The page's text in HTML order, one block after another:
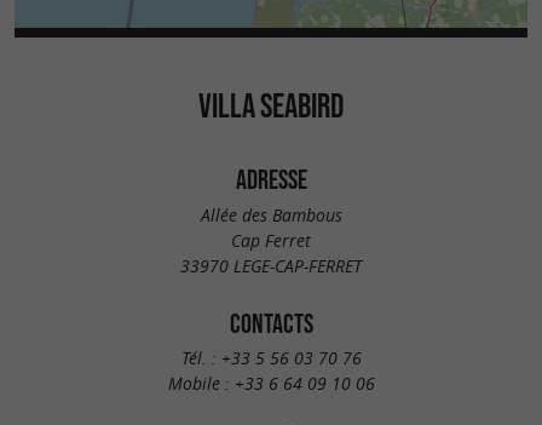
VILLA SEABIRD
ADRESSE
Allée des Bambous
Cap Ferret
33970 LEGE-CAP-FERRET
CONTACTS
Tél. : +33 5 56 03 70 76
Mobile : +33 6 64 09 10 06